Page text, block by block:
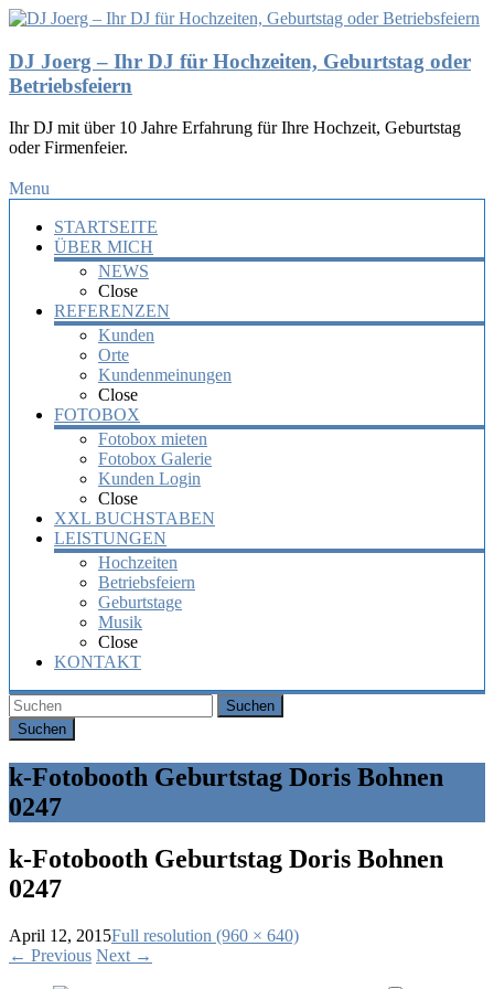
DJ Joerg – Ihr DJ für Hochzeiten, Geburtstag oder
Betriebsfeiern
Ihr DJ mit über 10 Jahre Erfahrung für Ihre Hochzeit, Geburtstag
oder Firmenfeier.
Menu
STARTSEITE
ÜBER MICH
NEWS
Close
REFERENZEN
Kunden
Orte
Kundenmeinungen
Close
FOTOBOX
Fotobox mieten
Fotobox Galerie
Kunden Login
Close
XXL BUCHSTABEN
LEISTUNGEN
Hochzeiten
Betriebsfeiern
Geburtstage
Musik
Close
KONTAKT
Suchen
k-Fotobooth Geburtstag Doris Bohnen
0247
k-Fotobooth Geburtstag Doris Bohnen
0247
April 12, 2015Full resolution (960 × 640)
← Previous Next →